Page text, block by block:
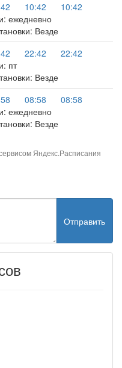
10:42
10:42
ежедневно
Везде
22:42
22:42
пт
Везде
08:58
08:58
ежедневно
Везде
Яндекс.Расписания
Отправить